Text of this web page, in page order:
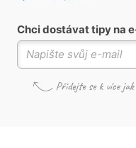
Chci dostávat tipy na